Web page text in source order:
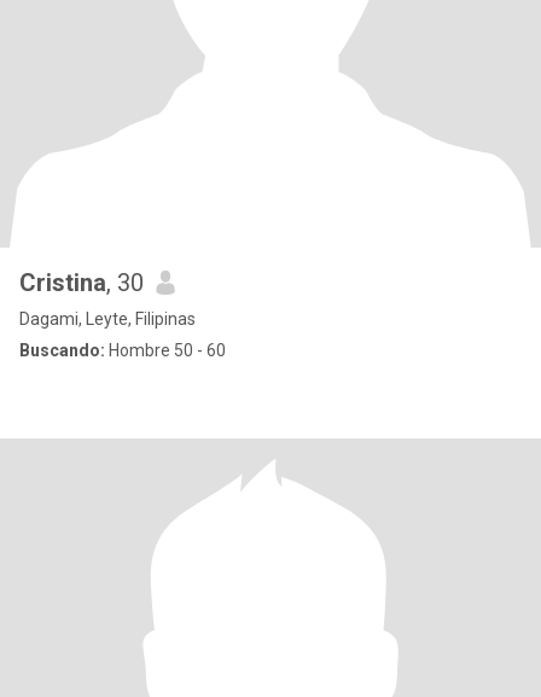
Cristina, 30
Dagami, Leyte, Filipinas
Buscando: Hombre 50 - 60